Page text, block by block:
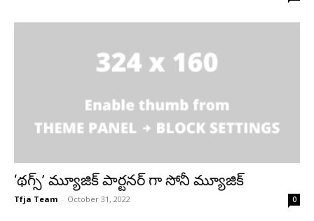
‘థగ్స్’ మ్యూజిక్ పార్టనర్ గా సోనీ మ్యూజిక్
Tfja Team - October 31, 2022 0